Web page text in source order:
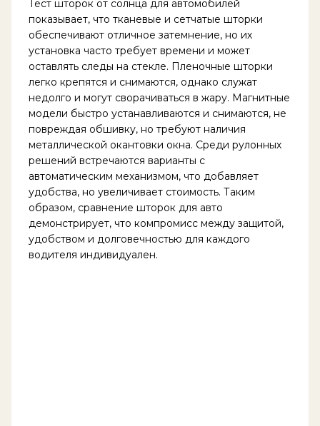
Тест шторок от солнца для автомобилей
показывает, что тканевые и сетчатые шторки
обеспечивают отличное затемнение, но их
установка часто требует времени и может
оставлять следы на стекле. Пленочные шторки
легко крепятся и снимаются, однако служат
недолго и могут сворачиваться в жару. Магнитные
модели быстро устанавливаются и снимаются, не
повреждая обшивку, но требуют наличия
металлической окантовки окна. Среди рулонных
решений встречаются варианты с
автоматическим механизмом, что добавляет
удобства, но увеличивает стоимость. Таким
образом, сравнение шторок для авто
демонстрирует, что компромисс между защитой,
удобством и долговечностью для каждого
водителя индивидуален.